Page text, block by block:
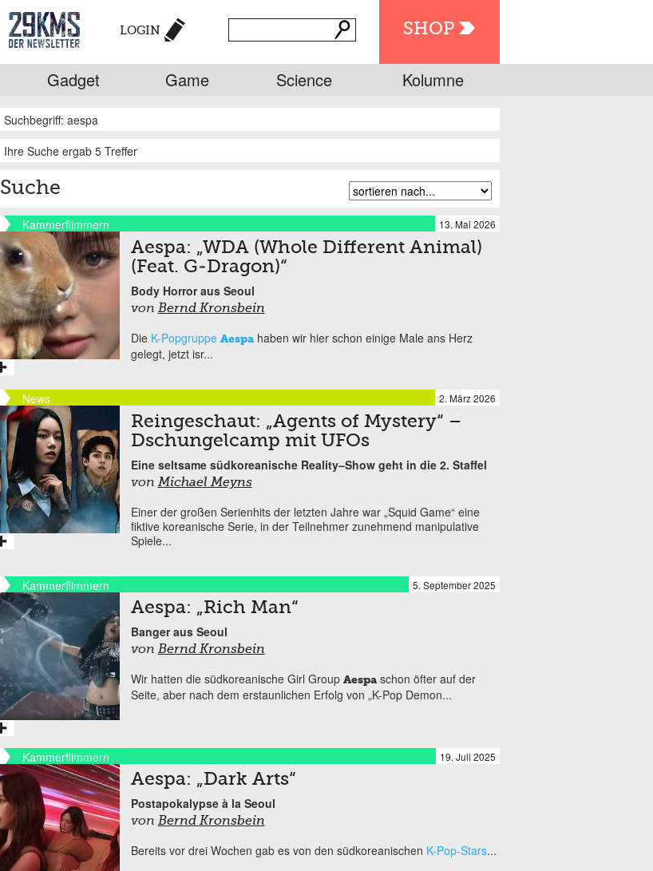
SHOP
LOGIN
Gadget Game Science Kolumne
Suchbegriff: aespa
Ihre Suche ergab 5 Treffer
Suche
Kammerflimmern 13. Mai 2026
Aespa: „WDA (Whole Different Animal)
(Feat. G-Dragon)“
Body Horror aus Seoul
von Bernd Kronsbein
Die K-Popgruppe Aespahaben wir hier schon einige Male ans Herz
gelegt, jetzt isr...
News 2. März 2026
Reingeschaut: „Agents of Mystery“ –
Dschungelcamp mit UFOs
Eine seltsame südkoreanische Reality–Show geht in die 2. Staffel
vonMichael Meyns
Einer der großen Serienhits der letzten Jahre war „Squid Game“ eine
fiktive koreanische Serie, in der Teilnehmer zunehmend manipulative
Spiele...
Kammerflimmern 5. September 2025
Aespa: „Rich Man“
Banger aus Seoul
von Bernd Kronsbein
Wir hatten die südkoreanische Girl Group Aespaschon öfter auf der
Seite, aber nach dem erstaunlichen Erfolg von „K-Pop Demon...
Kammerflimmern 19. Juli 2025
Aespa: „Dark Arts“
Postapokalypse à la Seoul
von Bernd Kronsbein
Bereits vor drei Wochen gab es von den südkoreanischen K-Pop-Stars...